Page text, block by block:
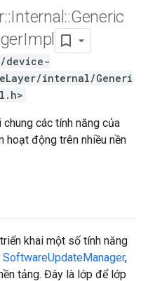
::Internal ::Generic
Impl
device-
internal/Generi
các tính năng của
hoạt động trên nhiều nền
khai một số tính năng
SoftwareUpdateManager,
tảng. Đây là lớp để lớp